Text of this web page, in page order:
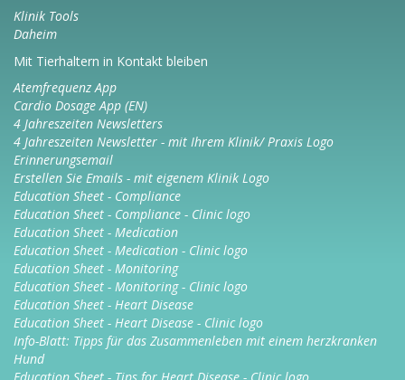
Klinik Tools
Daheim
Mit Tierhaltern in Kontakt bleiben
Atemfrequenz App
Cardio Dosage App (EN)
4 Jahreszeiten Newsletters
4 Jahreszeiten Newsletter - mit Ihrem Klinik/ Praxis Logo
Erinnerungsemail
Erstellen Sie Emails - mit eigenem Klinik Logo
Education Sheet - Compliance
Education Sheet - Compliance - Clinic logo
Education Sheet - Medication
Education Sheet - Medication - Clinic logo
Education Sheet - Monitoring
Education Sheet - Monitoring - Clinic logo
Education Sheet - Heart Disease
Education Sheet - Heart Disease - Clinic logo
Info-Blatt: Tipps für das Zusammenleben mit einem herzkranken
Hund